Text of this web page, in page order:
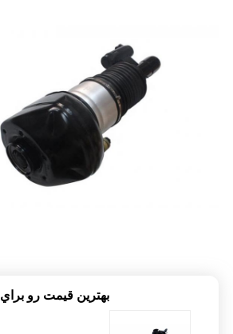
بهترين قيمت رو براي